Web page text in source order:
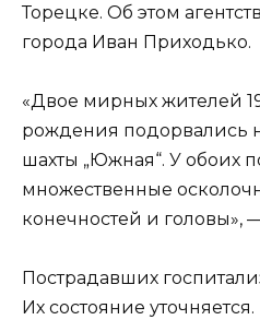
Торецке. Об этом
города Иван Приходько.
«Двое мирных жителей
рождения подорвались
шахты „Южная“. У обоих
множественные
конечностей и головы»,
Пострадавших
Их состояние уточняется.